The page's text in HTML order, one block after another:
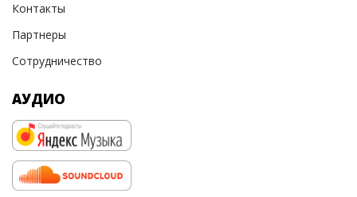
Контакты
Партнеры
Сотрудничество
АУДИО